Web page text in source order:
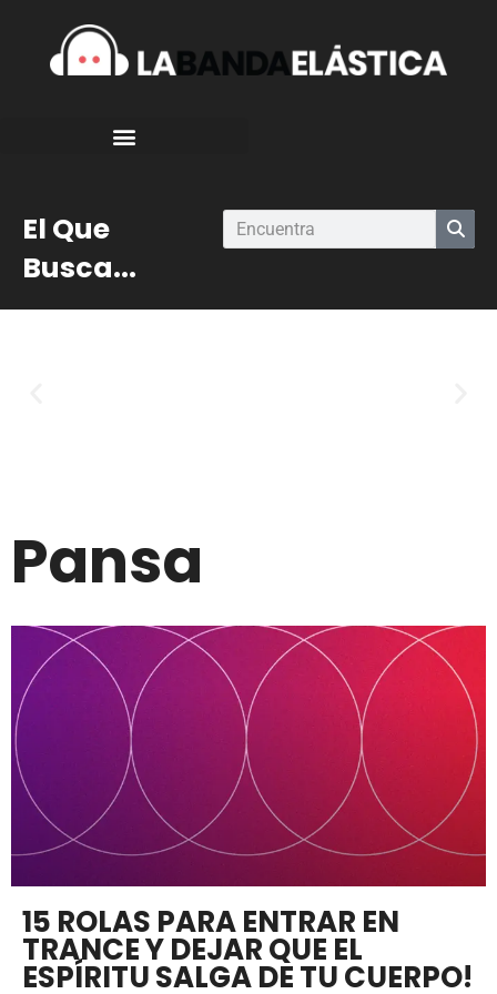
El Que
Busca...
Pansa
15 ROLAS PARA ENTRAR EN
TRANCE Y DEJAR QUE EL
ESPÍRITU SALGA DE TU CUERPO!